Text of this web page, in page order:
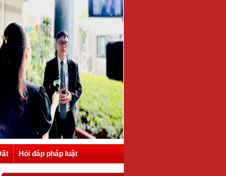
Hỏi đáp pháp luật